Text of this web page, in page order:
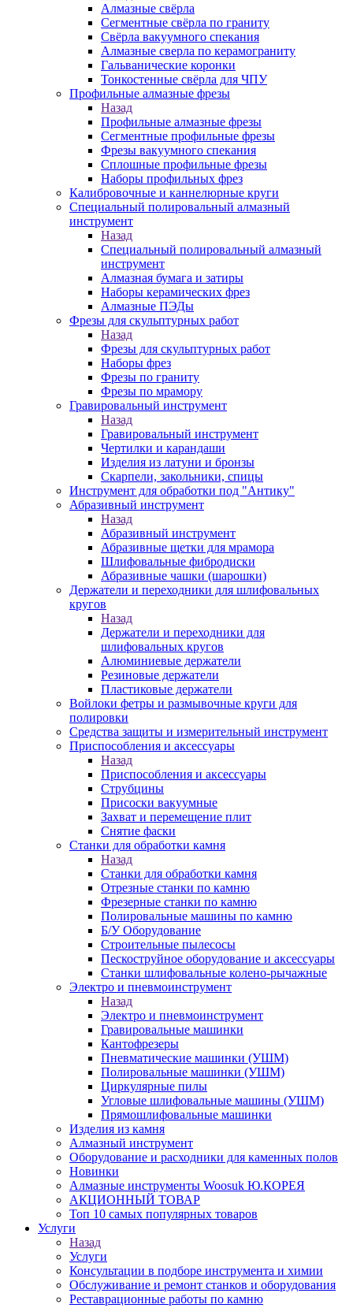
Алмазные свёрла
Сегментные свёрла по граниту
Свёрла вакуумного спекания
Алмазные сверла по керамограниту
Гальванические коронки
Тонкостенные свёрла для ЧПУ
Профильные алмазные фрезы
Назад
Профильные алмазные фрезы
Сегментные профильные фрезы
Фрезы вакуумного спекания
Сплошные профильные фрезы
Наборы профильных фрез
Калибровочные и каннелюрные круги
Специальный полировальный алмазный
инструмент
Назад
Специальный полировальный алмазный
инструмент
Алмазная бумага и затиры
Наборы керамических фрез
Алмазные ПЭДы
Фрезы для скульптурных работ
Назад
Фрезы для скульптурных работ
Наборы фрез
Фрезы по граниту
Фрезы по мрамору
Гравировальный инструмент
Назад
Гравировальный инструмент
Чертилки и карандаши
Изделия из латуни и бронзы
Скарпели, закольники, спицы
Инструмент для обработки под "Антику"
Абразивный инструмент
Назад
Абразивный инструмент
Абразивные щетки для мрамора
Шлифовальные фибродиски
Абразивные чашки (шарошки)
Держатели и переходники для шлифовальных
кругов
Назад
Держатели и переходники для
шлифовальных кругов
Алюминиевые держатели
Резиновые держатели
Пластиковые держатели
Войлоки фетры и размывочные круги для
полировки
Средства защиты и измерительный инструмент
Приспособления и аксессуары
Назад
Приспособления и аксессуары
Струбцины
Присоски вакуумные
Захват и перемещение плит
Снятие фаски
Станки для обработки камня
Назад
Станки для обработки камня
Отрезные станки по камню
Фрезерные станки по камню
Полировальные машины по камню
Б/У Оборудование
Строительные пылесосы
Пескоструйное оборудование и аксессуары
Станки шлифовальные колено-рычажные
Электро и пневмоинструмент
Назад
Электро и пневмоинструмент
Гравировальные машинки
Кантофрезеры
Пневматические машинки (УШМ)
Полировальные машинки (УШМ)
Циркулярные пилы
Угловые шлифовальные машины (УШМ)
Прямошлифовальные машинки
Изделия из камня
Алмазный инструмент
Оборудование и расходники для каменных полов
Новинки
Алмазные инструменты Woosuk Ю.КОРЕЯ
АКЦИОННЫЙ ТОВАР
Топ 10 самых популярных товаров
Услуги
Назад
Услуги
Консультации в подборе инструмента и химии
Обслуживание и ремонт станков и оборудования
Реставрационные работы по камню